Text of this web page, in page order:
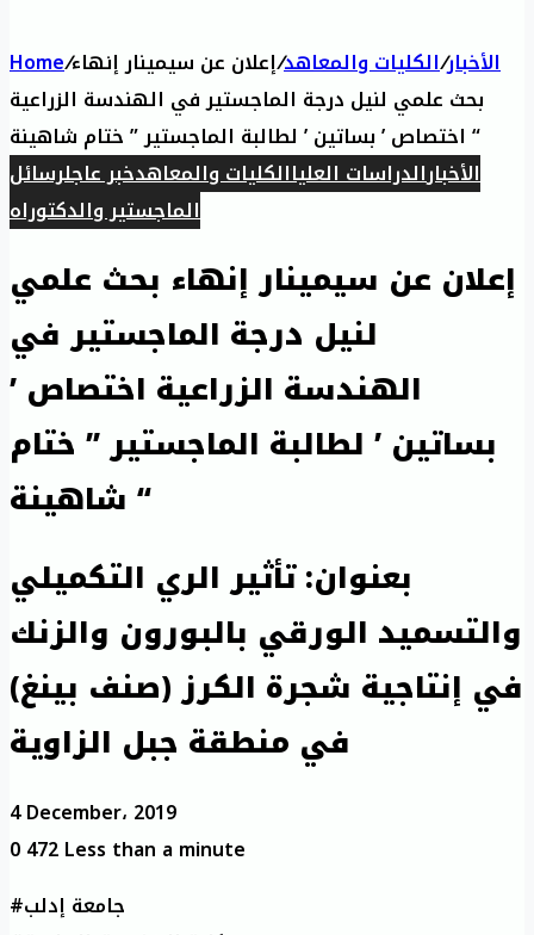
Home/ الأخبار/الكليات والمعاهد/إعلان عن سيمينار إنهاء
بحث علمي لنيل درجة الماجستير في الهندسة الزراعية
اختصاص ’ بساتين ’ لطالبة الماجستير ” ختام شاهينة “
الأخبارالدراسات العلياالكليات والمعاهدخبر عاجلرسائل
الماجستير والدكتوراه
إعلان عن سيمينار إنهاء بحث علمي
لنيل درجة الماجستير في
الهندسة الزراعية اختصاص ’
بساتين ’ لطالبة الماجستير ” ختام
شاهينة “
بعنوان: تأثير الري التكميلي
والتسميد الورقي بالبورون والزنك
في إنتاجية شجرة الكرز (صنف بينغ)
في منطقة جبل الزاوية
4 December، 2019
0472Less than a minute
#جامعة إدلب